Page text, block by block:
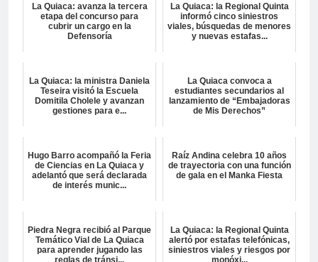
La Quiaca: avanza la tercera
etapa del concurso para
cubrir un cargo en la
Defensoría
La Quiaca: la Regional Quinta
informó cinco siniestros
viales, búsquedas de menores
y nuevas estafas...
La Quiaca: la ministra Daniela
Teseira visitó la Escuela
Domitila Cholele y avanzan
gestiones para e...
La Quiaca convoca a
estudiantes secundarios al
lanzamiento de “Embajadoras
de Mis Derechos”
Hugo Barro acompañó la Feria
de Ciencias en La Quiaca y
adelantó que será declarada
de interés munic...
Raíz Andina celebra 10 años
de trayectoria con una función
de gala en el Manka Fiesta
Piedra Negra recibió al Parque
Temático Vial de La Quiaca
para aprender jugando las
reglas de tránsi...
La Quiaca: la Regional Quinta
alertó por estafas telefónicas,
siniestros viales y riesgos por
monóxi...